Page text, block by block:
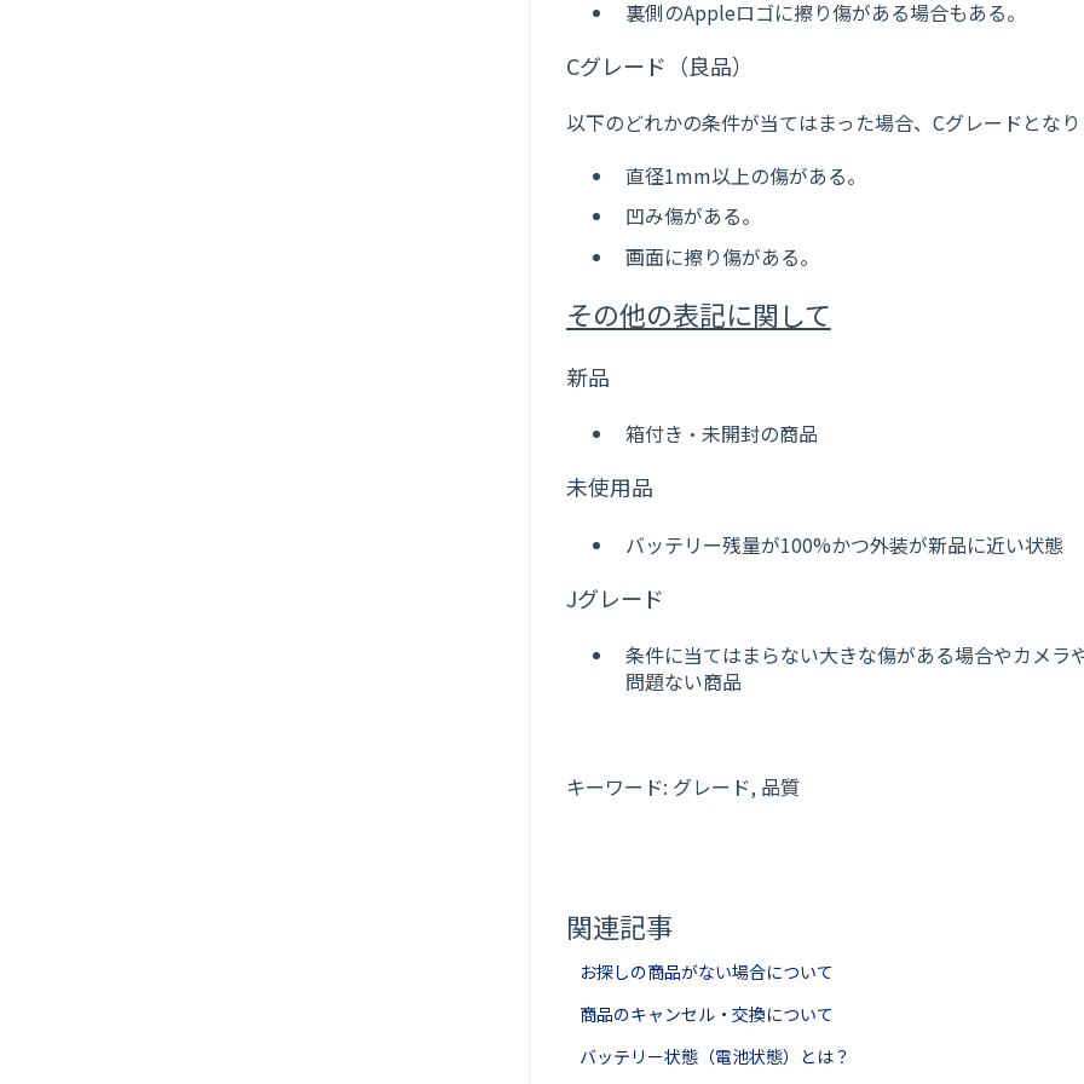
裏側のAppleロゴに擦り傷がある場合もある。
Cグレード（良品）
以下のどれかの条件が当てはまった場合、Cグレードとな
直径1mm以上の傷がある。
凹み傷がある。
画面に擦り傷がある。
その他の表記に関して
新品
箱付き・未開封の商品
未使用品
バッテリー残量が100%かつ外装が新品に近い状態
Jグレード
条件に当てはまらない大きな傷がある場合やカメラ
問題ない商品
キーワード: グレード, 品質
関連記事
お探しの商品がない場合について
商品のキャンセル・交換について
バッテリー状態（電池状態）とは？